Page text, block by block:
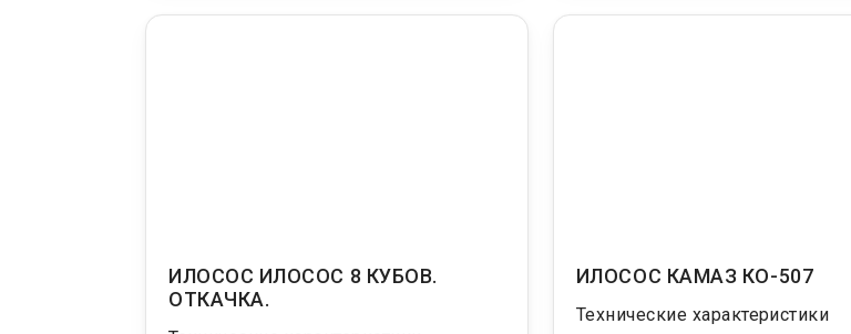
ИЛОСОС ИЛОСОС 8 КУБОВ.
ОТКАЧКА.
ИЛОСОС КАМАЗ КО-507
Технические характеристики